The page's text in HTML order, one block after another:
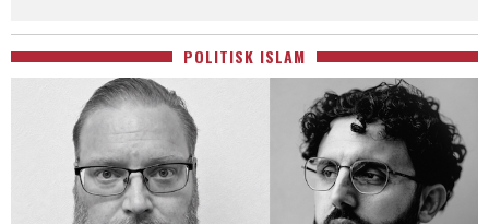
POLITISK ISLAM